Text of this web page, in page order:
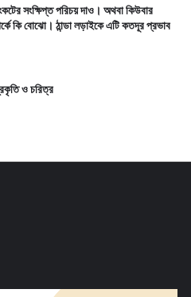
সংক্ষিপ্ত পরিচয় দাও। অথবা কিউবার
কি বোঝো। ঠান্ডা লড়াইকে এটি কতদূর প্রভাব
ও চরিত্র